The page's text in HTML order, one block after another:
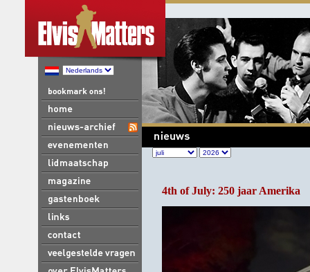
4th of July: 250 jaar Amerika